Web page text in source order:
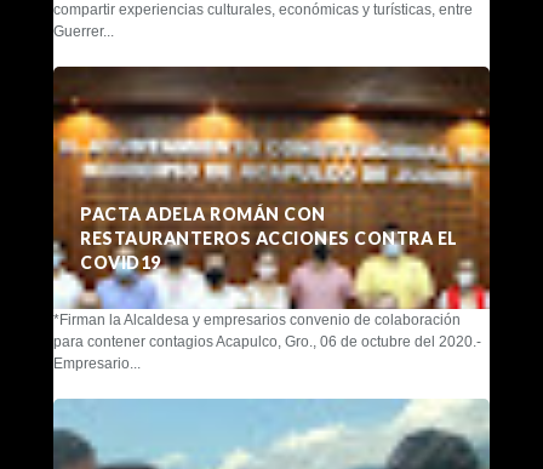
compartir experiencias culturales, económicas y turísticas, entre
Guerrer...
PACTA ADELA ROMÁN CON
RESTAURANTEROS ACCIONES CONTRA EL
COVID19
*Firman la Alcaldesa y empresarios convenio de colaboración
para contener contagios Acapulco, Gro., 06 de octubre del 2020.-
Empresario...